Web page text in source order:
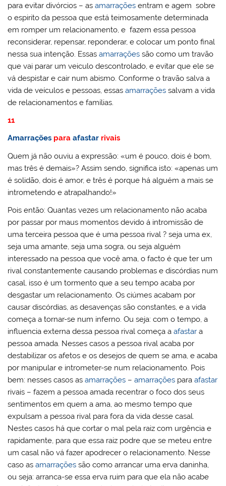
para evitar divórcios – asamarrações entram e agem sobre
o espirito da pessoa que está teimosamente determinada
em romper um relacionamento, e fazem essa pessoa
reconsiderar, repensar, reponderar, e colocar um ponto final
nessa sua intenção. Essasamarrações são como um travão
que vai parar um veiculo descontrolado, e evitar que ele se
vá despistar e cair num abismo. Conforme o travão salva a
vida de veículos e pessoas, essasamarrações salvam a vida
de relacionamentos e famílias.
11
Amarrações paraafastar rivais
Quem já não ouviu a expressão: «um é pouco, dois é bom,
mas três é demais»? Assim sendo, significa isto: «apenas um
é solidão, dois é amor, e três é porque há alguém a mais se
intrometendo e atrapalhando!»
Pois então: Quantas vezes um relacionamento não acaba
por passar por maus momentos devido á intromissão de
uma terceira pessoa que é uma pessoa rival ? seja uma ex,
seja uma amante, seja uma sogra, ou seja alguém
interessado na pessoa que você ama, o facto é que ter um
rival constantemente causando problemas e discórdias num
casal, isso é um tormento que a seu tempo acaba por
desgastar um relacionamento. Os ciúmes acabam por
causar discórdias, as desavenças são constantes, e a vida
começa a tornar-se num inferno. Ou seja: com o tempo, a
influencia externa dessa pessoa rival começa aafastar a
pessoa amada. Nesses casos a pessoa rival acaba por
destabilizar os afetos e os desejos de quem se ama, e acaba
por manipular e intrometer-se num relacionamento. Pois
bem: nesses casos asamarrações –amarrações paraafastar
rivais – fazem a pessoa amada recentrar o foco dos seus
sentimentos em quem a ama, ao mesmo tempo que
expulsam a pessoa rival para fora da vida desse casal.
Nestes casos há que cortar o mal pela raiz com urgência e
rapidamente, para que essa raiz podre que se meteu entre
um casal não vá fazer apodrecer o relacionamento. Nesse
caso asamarrações são como arrancar uma erva daninha,
ou seja: arranca-se essa erva ruim para que ela não acabe